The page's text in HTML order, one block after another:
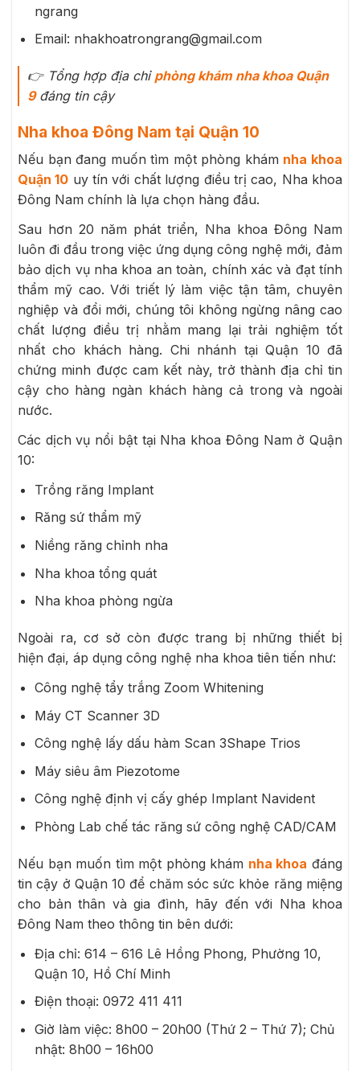
ngrang
Email: nhakhoatrongrang@gmail.com
👉 Tổng hợp địa chỉ phòng khám nha khoa Quận
9đáng tin cậy
Nha khoa Đông Nam tại Quận 10
Nếu bạn đang muốn tìm một phòng khám nha khoa
Quận 10 uy tín với chất lượng điều trị cao, Nha khoa
Đông Nam chính là lựa chọn hàng đầu.
Sau hơn 20 năm phát triển, Nha khoa Đông Nam
luôn đi đầu trong việc ứng dụng công nghệ mới, đảm
bảo dịch vụ nha khoa an toàn, chính xác và đạt tính
thẩm mỹ cao. Với triết lý làm việc tận tâm, chuyên
nghiệp và đổi mới, chúng tôi không ngừng nâng cao
chất lượng điều trị nhằm mang lại trải nghiệm tốt
nhất cho khách hàng. Chi nhánh tại Quận 10 đã
chứng minh được cam kết này, trở thành địa chỉ tin
cậy cho hàng ngàn khách hàng cả trong và ngoài
nước.
Các dịch vụ nổi bật tại Nha khoa Đông Nam ở Quận
10:
Trồng răng Implant
Răng sứ thẩm mỹ
Niềng răng chỉnh nha
Nha khoa tổng quát
Nha khoa phòng ngừa
Ngoài ra, cơ sở còn được trang bị những thiết bị
hiện đại, áp dụng công nghệ nha khoa tiên tiến như:
Công nghệ tẩy trắng Zoom Whitening
Máy CT Scanner 3D
Công nghệ lấy dấu hàm Scan 3Shape Trios
Máy siêu âm Piezotome
Công nghệ định vị cấy ghép Implant Navident
Phòng Lab chế tác răng sứ công nghệ CAD/CAM
Nếu bạn muốn tìm một phòng khám nha khoa đáng
tin cậy ở Quận 10 để chăm sóc sức khỏe răng miệng
cho bản thân và gia đình, hãy đến với Nha khoa
Đông Nam theo thông tin bên dưới:
Địa chỉ: 614 – 616 Lê Hồng Phong, Phường 10,
Quận 10, Hồ Chí Minh
Điện thoại: 0972 411 411
Giờ làm việc: 8h00 – 20h00 (Thứ 2 – Thứ 7); Chủ
nhật: 8h00 – 16h00